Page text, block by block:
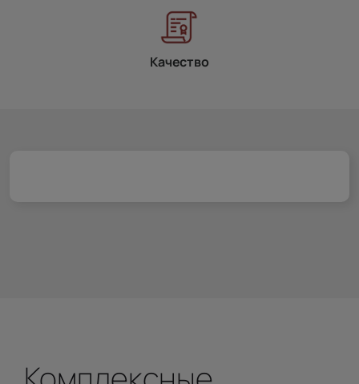
Качество